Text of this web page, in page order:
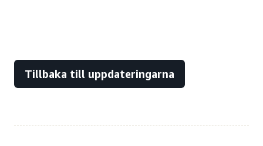
Tillbaka till uppdateringarna